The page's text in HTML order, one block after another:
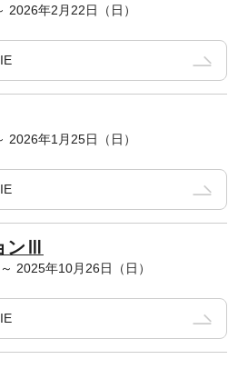
2026年2月22日（日）
2026年1月25日（日）
ンⅢ
2025年10月26日（日）